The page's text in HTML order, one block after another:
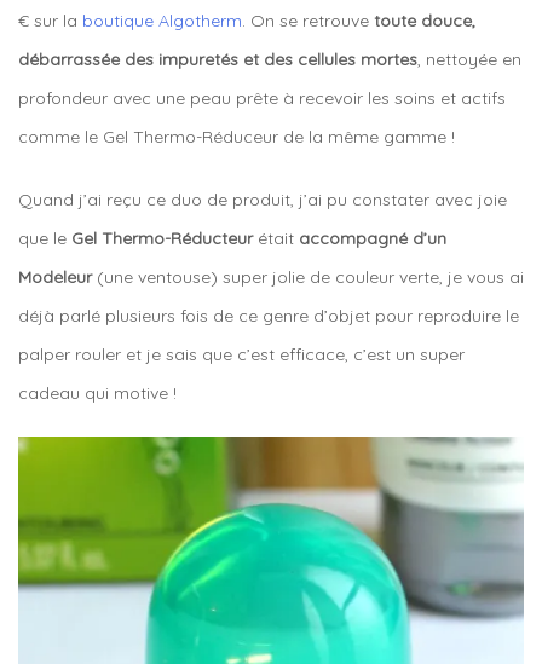
€ sur la boutique Algotherm. On se retrouve toute douce,
débarrassée des impuretés et des cellules mortes, nettoyée en
profondeur avec une peau prête à recevoir les soins et actifs
comme le Gel Thermo-Réduceur de la même gamme !
Quand j’ai reçu ce duo de produit, j’ai pu constater avec joie
que le Gel Thermo-Réducteurétait accompagné d’un
Modeleur(une ventouse) super jolie de couleur verte, je vous ai
déjà parlé plusieurs fois de ce genre d’objet pour reproduire le
palper rouler et je sais que c’est efficace, c’est un super
cadeau qui motive !